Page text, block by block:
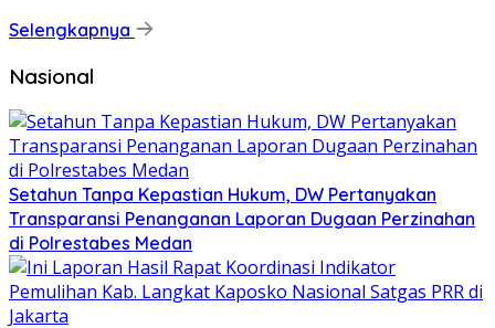
Selengkapnya
Nasional
Setahun Tanpa Kepastian Hukum, DW Pertanyakan
Transparansi Penanganan Laporan Dugaan Perzinahan
di Polrestabes Medan